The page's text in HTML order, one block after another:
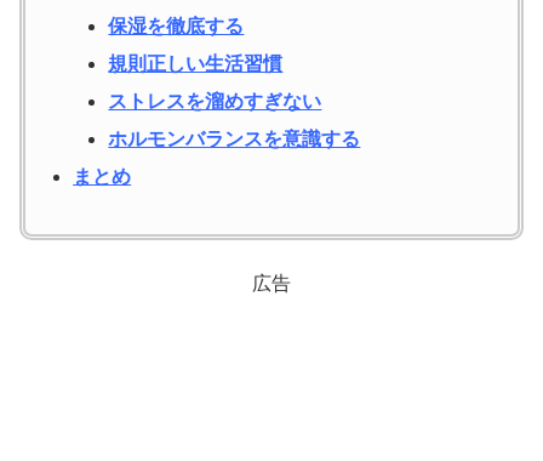
保湿を徹底する
規則正しい生活習慣
ストレスを溜めすぎない
ホルモンバランスを意識する
まとめ
広告